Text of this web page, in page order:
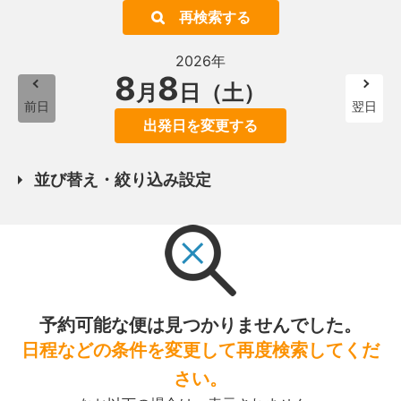
再検索する
前日
2026年
8月 8 日（土）
出発日を変更する
翌日
並び替え・絞り込み設定
予約可能な便は見つかりませんでした。
日程などの条件を変更して再度検索してくだ
さい。